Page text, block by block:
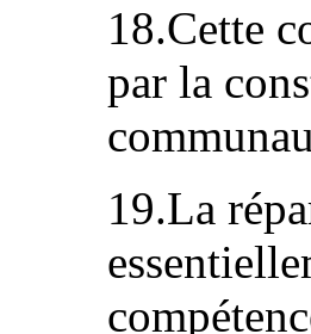
18.Cette
par la
19.La